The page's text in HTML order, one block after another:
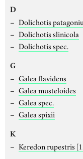
D
Dolichotis
Dolichotis slinicola
Dolichotis spec.
G
Galea flavidens
Galea musteloides
Galea spec.
Galea spixii
K
Keredon rupestris